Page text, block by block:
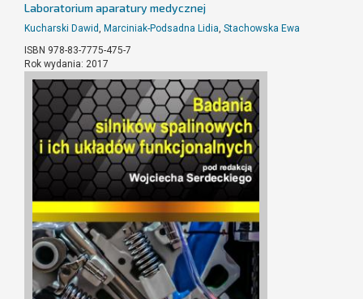
Laboratorium aparatury medycznej
Kucharski Dawid, Marciniak-Podsadna Lidia, Stachowska Ewa
ISBN 978-83-7775-475-7
Rok wydania: 2017